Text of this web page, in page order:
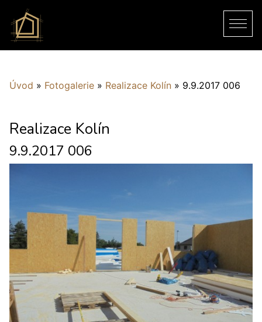
Úvod » Fotogalerie » Realizace Kolín » 9.9.2017 006
Realizace Kolín
9.9.2017 006